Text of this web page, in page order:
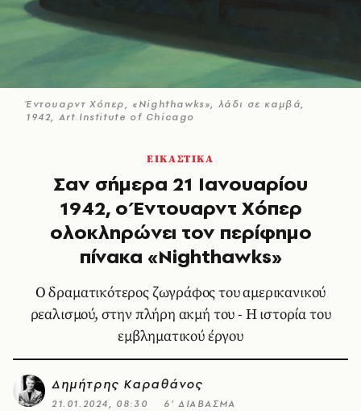
Έντουαρντ Χόπερ, «Nighthawks», λάδι σε καμβά,
1942, Art Institute of Chicago
ΕΙΚΑΣΤΙΚΑ
Σαν σήμερα 21 Ιανουαρίου
1942, ο Έντουαρντ Χόπερ
ολοκληρώνει τον περίφημο
πίνακα «Nighthawks»
Ο δραματικότερος ζωγράφος του αμερικανικού
ρεαλισμού, στην πλήρη ακμή του - Η ιστορία του
εμβληματικού έργου
Δημήτρης Καραθάνος
21.01.2024, 08:30 6’ ΔΙΑΒΑΣΜΑ